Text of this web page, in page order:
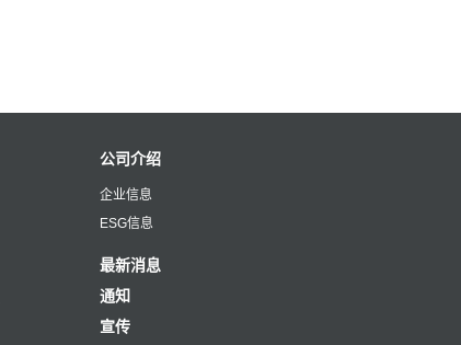
公司介绍
企业信息
ESG信息
最新消息
通知
宣传